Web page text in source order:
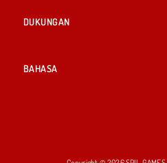
DUKUNGAN
BAHASA